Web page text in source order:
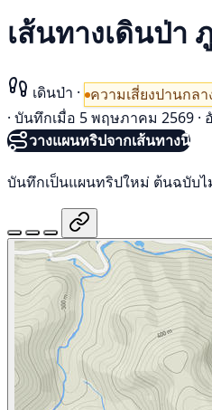
เส้นทางเดินป่า
เดินป่า · ความเสี่ยงปานกลา
· บันทึกเมื่อ 5 พฤษภาคม 2569 ·
วางแผนทริปจากเส้นทางนี้
บันทึกเป็นแผนทริปใหม่ ต้นฉบับไ